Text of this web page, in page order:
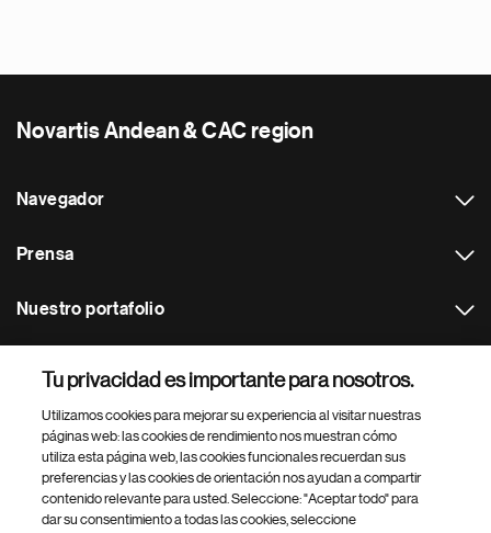
Novartis Andean & CAC region
Navegador
Prensa
Nuestro portafolio
Footer Site Search
Tu privacidad es importante para nosotros.
Utilizamos cookies para mejorar su experiencia al visitar nuestras
páginas web: las cookies de rendimiento nos muestran cómo
utiliza esta página web, las cookies funcionales recuerdan sus
preferencias y las cookies de orientación nos ayudan a compartir
contenido relevante para usted. Seleccione: "Aceptar todo" para
dar su consentimiento a todas las cookies, seleccione